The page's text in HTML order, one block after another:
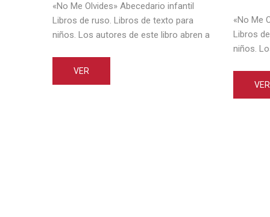
«No Me Olvides» Abecedario infantil
Libros de ruso. Libros de texto para
niños. Los autores de este libro abren a
VER
«No Me
Libros
niños.
VER